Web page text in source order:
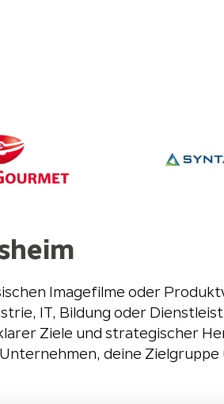
Imagefilme oder
IT, Bildung oder
Ziele und strategischer
deine